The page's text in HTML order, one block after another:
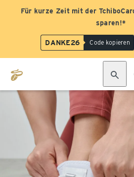
Für kurze Zeit mit der
sparen!*
DANKE26 Code kopieren